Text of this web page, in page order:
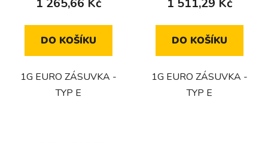
1 265,66 Kč
DO KOŠÍKU
1G EURO ZÁSUVKA -
TYP E
1 511,29 Kč
DO KOŠÍKU
1G EURO ZÁSUVKA -
TYP E